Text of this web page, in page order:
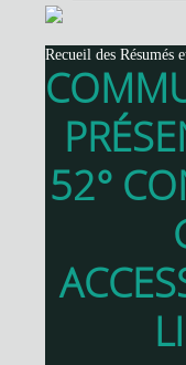
Recueil des Résumés
52°